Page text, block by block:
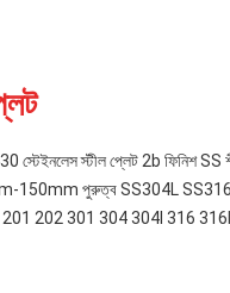
স্টীল প্লেট 2b ফিনিশ SS
150mm পুরুত্ব SS304L
201 202 301 304 304l 316